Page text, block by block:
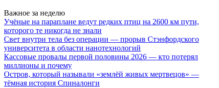
Важное за неделю
Учёные на параплане ведут редких птиц на 2600 км пути,
которого те никогда не знали
Свет внутри тела без операции — прорыв Стэнфордского
университета в области нанотехнологий
Кассовые провалы первой половины 2026 — кто потерял
миллионы и почему
Остров, который называли «землёй живых мертвецов» —
тёмная история Спиналонги